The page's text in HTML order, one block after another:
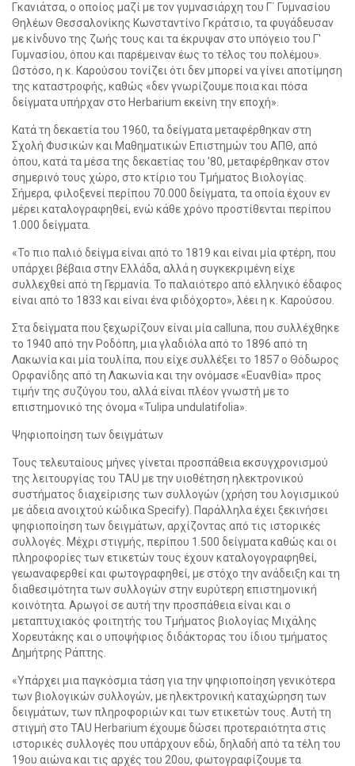
Γκανιάτσα, ο οποίος μαζί με τον γυμνασιάρχη του Γ΄ Γυμνασίου
Θηλέων Θεσσαλονίκης Κωνσταντίνο Γκράτσιο, τα φυγάδευσαν
με κίνδυνο της ζωής τους και τα έκρυψαν στο υπόγειο του Γ'
Γυμνασίου, όπου και παρέμειναν έως το τέλος του πολέμου».
Ωστόσο, η κ. Καρούσου τονίζει ότι δεν μπορεί να γίνει αποτίμηση
της καταστροφής, καθώς «δεν γνωρίζουμε ποια και πόσα
δείγματα υπήρχαν στο Herbarium εκείνη την εποχή».
Κατά τη δεκαετία του 1960, τα δείγματα μεταφέρθηκαν στη
Σχολή Φυσικών και Μαθηματικών Επιστημών του ΑΠΘ, από
όπου, κατά τα μέσα της δεκαετίας του '80, μεταφέρθηκαν στον
σημερινό τους χώρο, στο κτίριο του Τμήματος Βιολογίας.
Σήμερα, φιλοξενεί περίπου 70.000 δείγματα, τα οποία έχουν εν
μέρει καταλογραφηθεί, ενώ κάθε χρόνο προστίθενται περίπου
1.000 δείγματα.
«Το πιο παλιό δείγμα είναι από το 1819 και είναι μία φτέρη, που
υπάρχει βέβαια στην Ελλάδα, αλλά η συγκεκριμένη είχε
συλλεχθεί από τη Γερμανία. Το παλαιότερο από ελληνικό έδαφος
είναι από το 1833 και είναι ένα φιδόχορτο», λέει η κ. Καρούσου.
Στα δείγματα που ξεχωρίζουν είναι μία calluna, που συλλέχθηκε
το 1940 από την Ροδόπη, μια γλαδιόλα από το 1896 από τη
Λακωνία και μία τουλίπα, που είχε συλλέξει το 1857 ο Θόδωρος
Ορφανίδης από τη Λακωνία και την ονόμασε «Ευανθία» προς
τιμήν της συζύγου του, αλλά είναι πλέον γνωστή με το
επιστημονικό της όνομα «Tulipa undulatifolia».
Ψηφιοποίηση των δειγμάτων
Τους τελευταίους μήνες γίνεται προσπάθεια εκσυγχρονισμού
της λειτουργίας του TAU με την υιοθέτηση ηλεκτρονικού
συστήματος διαχείρισης των συλλογών (χρήση του λογισμικού
με άδεια ανοιχτού κώδικα Specify). Παράλληλα έχει ξεκινήσει
ψηφιοποίηση των δειγμάτων, αρχίζοντας από τις ιστορικές
συλλογές. Μέχρι στιγμής, περίπου 1.500 δείγματα καθώς και οι
πληροφορίες των ετικετών τους έχουν καταλογογραφηθεί,
γεωαναφερθεί και φωτογραφηθεί, με στόχο την ανάδειξη και τη
διαθεσιμότητα των συλλογών στην ευρύτερη επιστημονική
κοινότητα. Αρωγοί σε αυτή την προσπάθεια είναι και ο
μεταπτυχιακός φοιτητής του Τμήματος βιολογίας Μιχάλης
Χορευτάκης και ο υποψήφιος διδάκτορας του ίδιου τμήματος
Δημήτρης Ράπτης.
«Υπάρχει μια παγκόσμια τάση για την ψηφιοποίηση γενικότερα
των βιολογικών συλλογών, με ηλεκτρονική καταχώρηση των
δειγμάτων, των πληροφοριών και των ετικετών τους. Αυτή τη
στιγμή στο TAU Herbarium έχουμε δώσει προτεραιότητα στις
ιστορικές συλλογές που υπάρχουν εδώ, δηλαδή από τα τέλη του
19ου αιώνα και τις αρχές του 20ου, φωτογραφίζουμε τα